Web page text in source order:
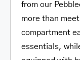
from our
more than
compartment
essentials,